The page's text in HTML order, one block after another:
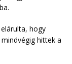
hogy
hittek a